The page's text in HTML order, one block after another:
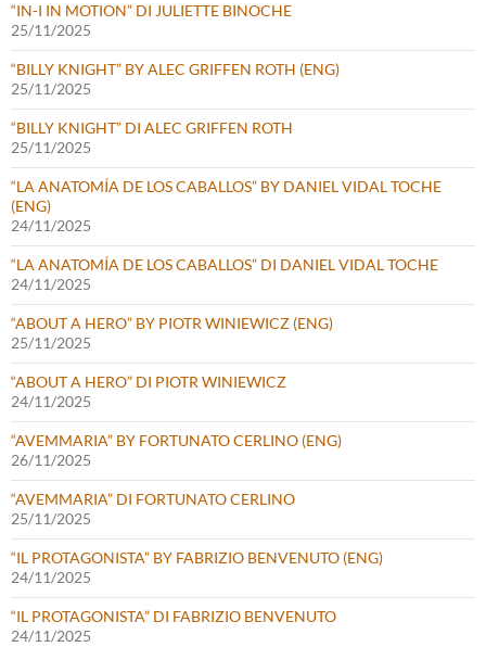
“IN-I IN MOTION” DI JULIETTE BINOCHE
25/11/2025
“BILLY KNIGHT” BY ALEC GRIFFEN ROTH (ENG)
25/11/2025
“BILLY KNIGHT” DI ALEC GRIFFEN ROTH
25/11/2025
“LA ANATOMÍA DE LOS CABALLOS” BY DANIEL VIDAL TOCHE
(ENG)
24/11/2025
“LA ANATOMÍA DE LOS CABALLOS” DI DANIEL VIDAL TOCHE
24/11/2025
“ABOUT A HERO” BY PIOTR WINIEWICZ (ENG)
25/11/2025
“ABOUT A HERO” DI PIOTR WINIEWICZ
24/11/2025
“AVEMMARIA” BY FORTUNATO CERLINO (ENG)
26/11/2025
“AVEMMARIA” DI FORTUNATO CERLINO
25/11/2025
“IL PROTAGONISTA” BY FABRIZIO BENVENUTO (ENG)
24/11/2025
“IL PROTAGONISTA” DI FABRIZIO BENVENUTO
24/11/2025